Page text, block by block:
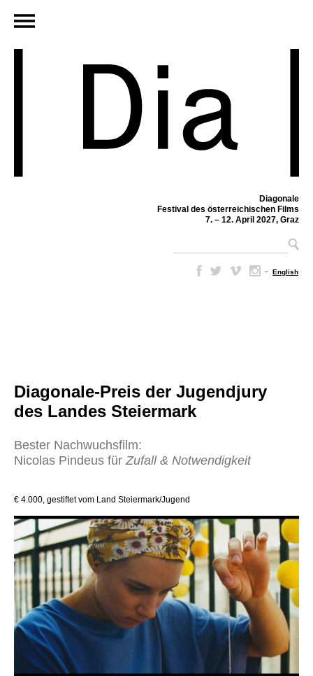
Diagonale
Festival des österreichischen Films
7. – 12. April 2027, Graz
– English
Diagonale-Preis der Jugendjury
des Landes Steiermark
Bester Nachwuchsfilm:
Nicolas Pindeus fürZufall & Notwendigkeit
€ 4.000, gestiftet vom Land Steiermark/Jugend